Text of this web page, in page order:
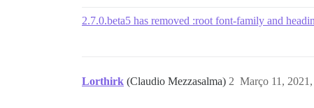
2.7.0.beta5 has removed :root font-family and
Lorthirk (Claudio Mezzasalma) Março 11,
2